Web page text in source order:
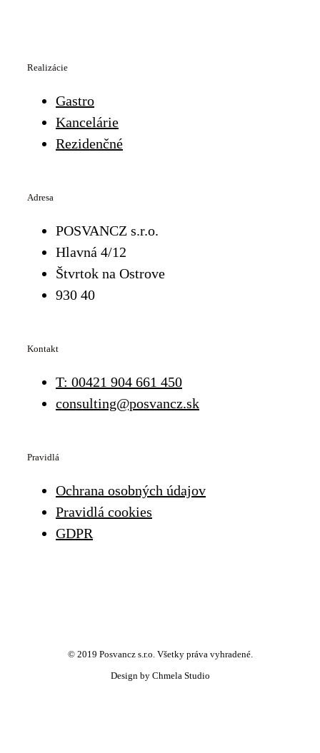
Realizácie
Gastro
Kancelárie
Rezidenčné
Adresa
POSVANCZ s.r.o.
Hlavná 4/12
Štvrtok na Ostrove
930 40
Kontakt
T: 00421 904 661 450
consulting@posvancz.sk
Pravidlá
Ochrana osobných údajov
Pravidlá cookies
GDPR
© 2019 Posvancz s.r.o. Všetky práva vyhradené.
Design by Chmela Studio